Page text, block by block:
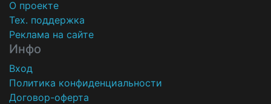
О проекте
Тех. поддержка
Реклама на сайте
Инфо
Вход
Политика конфиденциальности
Договор-оферта